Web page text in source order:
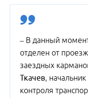
– В данный
отделен от
заездных
Ткачев,
контроля